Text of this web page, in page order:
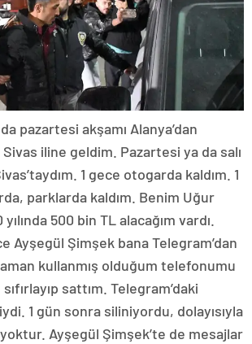
pazartesi akşamı Alanya’dan
iline geldim. Pazartesi ya da salı
1 gece otogarda kaldım. 1
parklarda kaldım. Benim Uğur
500 bin TL alacağım vardı.
Ayşegül Şimşek bana Telegram’dan
kullanmış olduğum telefonumu
sattım. Telegram’daki
1 gün sonra siliniyordu, dolayısıyla
Ayşegül Şimşek’te de mesajlar